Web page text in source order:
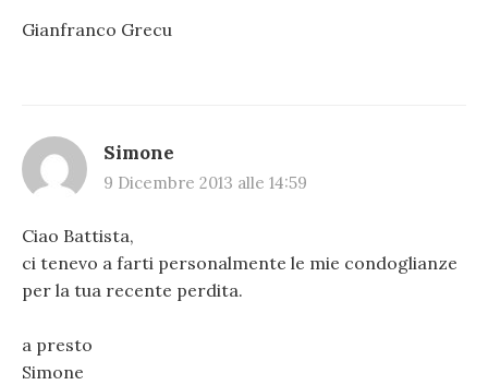
Gianfranco Grecu
Simone
9 Dicembre 2013 alle 14:59
Ciao Battista,
ci tenevo a farti personalmente le mie condoglianze
per la tua recente perdita.
a presto
Simone